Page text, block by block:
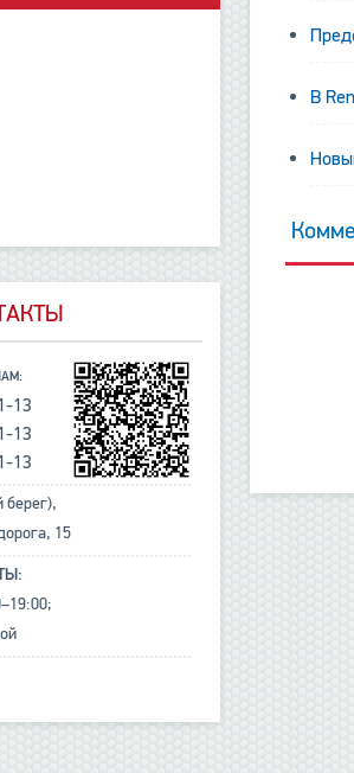
В
данные отсутствуют
13
13
13
берег),
15